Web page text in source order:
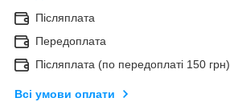
Післяплата
Передоплата
Післяплата (по передоплаті 150 грн)
Всі умови оплати